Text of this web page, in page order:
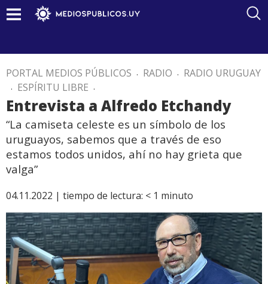
PORTAL MEDIOS PÚBLICOS . RADIO . RADIO URUGUAY
. ESPÍRITU LIBRE .
Entrevista a Alfredo Etchandy
“La camiseta celeste es un símbolo de los
uruguayos, sabemos que a través de eso
estamos todos unidos, ahí no hay grieta que
valga”
04.11.2022 | tiempo de lectura: < 1 minuto